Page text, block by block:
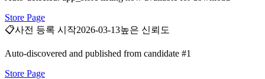
Store Page
📋사전 등록 시작2026-03-13높은 신뢰도
Auto-discovered and published from candidate #1
Store Page